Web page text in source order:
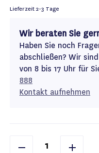
Lieferzeit2-3 Tage
Wir beraten Sie
Haben Sie noch
abschließen? Wir
von 8 bis 17 Uhr für
888
Kontakt aufnehmen